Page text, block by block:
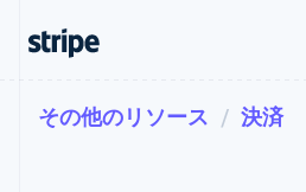
支払い 収益
企業規模別
ドキュメント
学ぶ
その他のリソース 決済